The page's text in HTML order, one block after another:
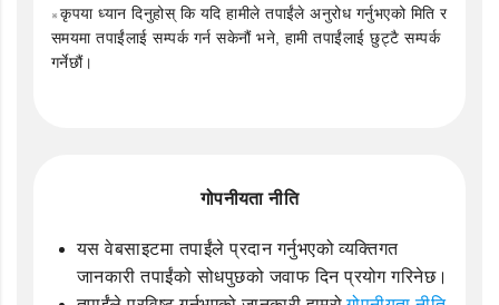
कृपया ध्यान दिनुहोस् कि यदि हामीले तपाईंले अनुरोध गर्नुभएको मिति र
समयमा तपाईंलाई सम्पर्क गर्न सकेनौं भने, हामी तपाईंलाई छुट्टै सम्पर्क
गर्नेछौं।
गोपनीयता नीति
यस वेबसाइटमा तपाईंले प्रदान गर्नुभएको व्यक्तिगत
जानकारी तपाईंको सोधपुछको जवाफ दिन प्रयोग गरिनेछ।